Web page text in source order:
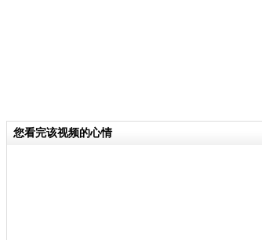
您看完该视频的心情